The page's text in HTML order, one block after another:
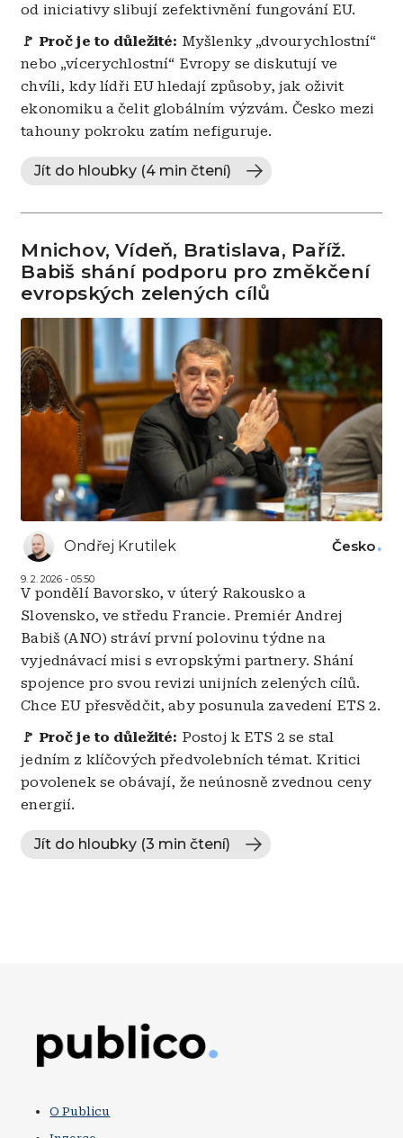
od iniciativy slibují zefektivnění fungování EU.
🚩 Proč je to důležité: Myšlenky „dvourychlostní“
nebo „vícerychlostní“ Evropy se diskutují ve
chvíli, kdy lídři EU hledají způsoby, jak oživit
ekonomiku a čelit globálním výzvám. Česko mezi
tahouny pokroku zatím nefiguruje.
Jít do hloubky (4 min čtení)
Mnichov, Vídeň, Bratislava, Paříž.
Babiš shání podporu pro změkčení
evropských zelených cílů
Ondřej Krutilek
9. 2. 2026 - 05:50
Česko
V pondělí Bavorsko, v úterý Rakousko a
Slovensko, ve středu Francie. Premiér Andrej
Babiš (ANO) stráví první polovinu týdne na
vyjednávací misi s evropskými partnery. Shání
spojence pro svou revizi unijních zelených cílů.
Chce EU přesvědčit, aby posunula zavedení ETS 2.
🚩 Proč je to důležité: Postoj k ETS 2 se stal
jedním z klíčových předvolebních témat. Kritici
povolenek se obávají, že neúnosně zvednou ceny
energií.
Jít do hloubky (3 min čtení)
O Publicu